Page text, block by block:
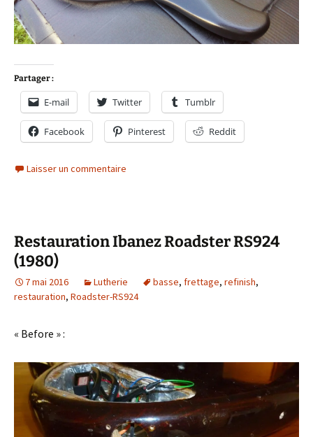
Partager :
E-mail Twitter Tumblr
Facebook Pinterest Reddit
Laisser un commentaire
Restauration Ibanez Roadster RS924
(1980)
7 mai 2016 Lutherie basse, frettage, refinish,
restauration, Roadster-RS924
« Before » :